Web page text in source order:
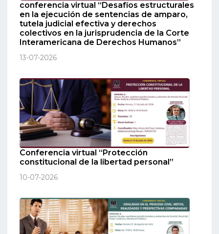
conferencia virtual “Desafíos estructurales
en la ejecución de sentencias de amparo,
tutela judicial efectiva y derechos
colectivos en la jurisprudencia de la Corte
Interamericana de Derechos Humanos”
13-07-2026
Conferencia virtual “Protección
constitucional de la libertad personal”
10-07-2026